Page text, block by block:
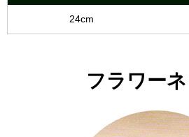
24cm
フラワー